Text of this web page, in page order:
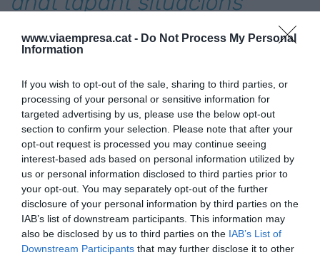
www.viaempresa.cat - Do Not Process My Personal
Information
If you wish to opt-out of the sale, sharing to third parties, or
processing of your personal or sensitive information for
targeted advertising by us, please use the below opt-out
section to confirm your selection. Please note that after your
opt-out request is processed you may continue seeing
interest-based ads based on personal information utilized by
us or personal information disclosed to third parties prior to
your opt-out. You may separately opt-out of the further
disclosure of your personal information by third parties on the
IAB’s list of downstream participants. This information may
also be disclosed by us to third parties on the IAB’s List of
Downstream Participants that may further disclose it to other
d'insolvència
procés penal és, precisament, que "només serà
perseguible quan el deutor hagi deixat de complir
regularment les seves obligacions exigibles o hagi
estat declarat en concurs".
Les múltiples moratòries quant a l'entrada en
vigor de la nova llei concursal han anat tapant
situacions d'insolvència, material que gràcies a
aquest miratge legal s'han anat ocultant. Amb la